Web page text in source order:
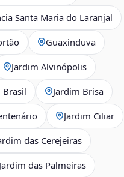
Santa Maria do Laranjal
Guaxinduva
Jardim Alvinópolis
Brasil Jardim Brisa
Jardim Ciliar
das Cerejeiras
Jardim das Palmeiras